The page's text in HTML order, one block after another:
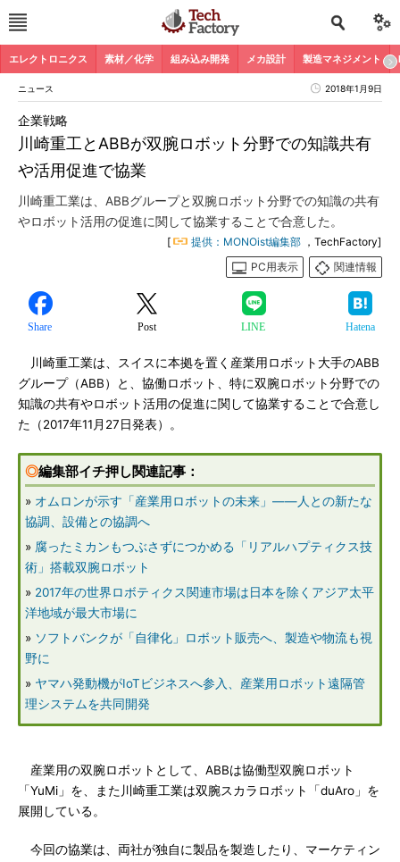
エレクトロニクス 素材／化学 組み込み開発 メカ設計 製造マネジメント
ニュース 2018年1月9日
川崎重工とABBが双腕ロボット分野での知識共有
や活用促進で協業
企業戦略
川崎重工業は、ABBグループと双腕ロボット分野での知識の共有
やロボット活用の促進に関して協業することで合意した。
[ 提供：MONOist編集部 ，TechFactory]
PC用表示
関連情報
Share Post LINE Hatena
川崎重工業は、スイスに本拠を置く産業用ロボット大手のABB
グループ（ABB）と、協働ロボット、特に双腕ロボット分野での
知識の共有やロボット活用の促進に関して協業することで合意し
た（2017年11月27日発表）。
◎編集部イチ押し関連記事：
» オムロンが示す「産業用ロボットの未来」――人との新たな
協調、設備との協調へ
» 腐ったミカンもつぶさずにつかめる「リアルハプティクス技
術」搭載双腕ロボット
» 2017年の世界ロボティクス関連市場は日本を除くアジア太平
洋地域が最大市場に
» ソフトバンクが「自律化」ロボット販売へ、製造や物流も視
野に
» ヤマハ発動機がIoTビジネスへ参入、産業用ロボット遠隔管
理システムを共同開発
産業用の双腕ロボットとして、ABBは協働型双腕ロボット
「YuMi」を、また川崎重工業は双腕スカラロボット「duAro」を
展開している。
今回の協業は、両社が独自に製品を製造したり、マーケティン